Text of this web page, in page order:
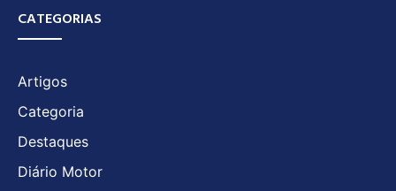
CATEGORIAS
Artigos
Categoria
Destaques
Diário Motor